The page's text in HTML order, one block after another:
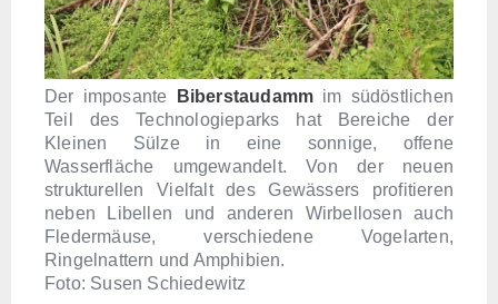
Der imposante Biberstaudamm im südöstlichen
Teil des Technologieparks hat Bereiche der
Kleinen Sülze in eine sonnige, offene
Wasserfläche umgewandelt. Von der neuen
strukturellen Vielfalt des Gewässers profitieren
neben Libellen und anderen Wirbellosen auch
Fledermäuse, verschiedene Vogelarten,
Ringelnattern und Amphibien.
Foto: Susen Schiedewitz